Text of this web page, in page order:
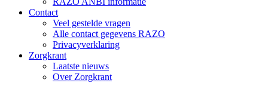
Contact
Veel gestelde vragen
Alle contact gegevens RAZO
Privacyverklaring
Zorgkrant
Laatste nieuws
Over Zorgkrant